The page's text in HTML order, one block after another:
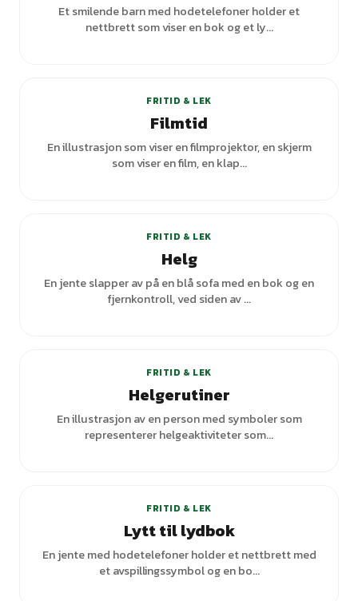
Et smilende barn med hodetelefoner holder et
nettbrett som viser en bok og et ly...
FRITID & LEK
Filmtid
En illustrasjon som viser en filmprojektor, en skjerm
som viser en film, en klap...
FRITID & LEK
Helg
En jente slapper av på en blå sofa med en bok og en
fjernkontroll, ved siden av ...
FRITID & LEK
Helgerutiner
En illustrasjon av en person med symboler som
representerer helgeaktiviteter som...
FRITID & LEK
Lytt til lydbok
En jente med hodetelefoner holder et nettbrett med
et avspillingssymbol og en bo...